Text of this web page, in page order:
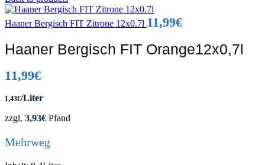
Haaner Bergisch FIT Zitrone 12x0.7l 11,99€
Haaner Bergisch FIT Orange12x0,7l
11,99€
1,43€/Liter
zzgl. 3,93€ Pfand
Mehrweg